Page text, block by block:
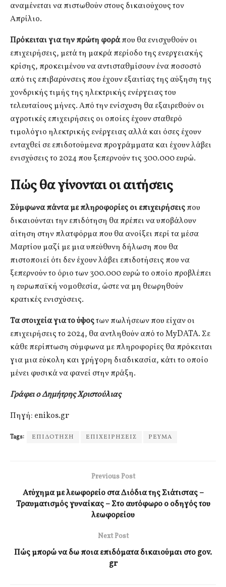
αναμένεται να πιστωθούν στους δικαιούχους τον
Απρίλιο.
Πρόκειται για την πρώτη φοράπου θα ενισχυθούν οι
επιχειρήσεις, μετά τη μακρά περίοδο της ενεργειακής
κρίσης, προκειμένου να αντισταθμίσουν ένα ποσοστό
από τις επιβαρύνσεις που έχουν εξαιτίας της αύξηση της
χονδρικής τιμής της ηλεκτρικής ενέργειας του
τελευταίους μήνες. Από την ενίσχυση θα εξαιρεθούν οι
αγροτικές επιχειρήσεις οι οποίες έχουν σταθερό
τιμολόγιο ηλεκτρικής ενέργειας αλλά και όσες έχουν
ενταχθεί σε επιδοτούμενα προγράμματα και έχουν λάβει
ενισχύσεις το 2024 που ξεπερνούν τις 300.000 ευρώ.
Πώς θα γίνονται οι αιτήσεις
Σύμφωνα πάντα με πληροφορίες οι επιχειρήσειςπου
δικαιούνται την επιδότηση θα πρέπει να υποβάλουν
αίτηση στην πλατφόρμα που θα ανοίξει περί τα μέσα
Μαρτίου μαζί με μια υπεύθυνη δήλωση που θα
πιστοποιεί ότι δεν έχουν λάβει επιδοτήσεις που να
ξεπερνούν το όριο των 300.000 ευρώ το οποίο προβλέπει
η ευρωπαϊκή νομοθεσία, ώστε να μη θεωρηθούν
κρατικές ενισχύσεις.
Τα στοιχεία για το ύψοςτων πωλήσεων που είχαν οι
επιχειρήσεις το 2024, θα αντληθούν από το MyDATA. Σε
κάθε περίπτωση σύμφωνα με πληροφορίες θα πρόκειται
για μια εύκολη και γρήγορη διαδικασία, κάτι το οποίο
μένει φυσικά να φανεί στην πράξη.
Γράφει ο Δημήτρης Χριστούλιας
Πηγή: enikos.gr
Tags: ΕΠΙΔΟΤΗΣΗ ΕΠΙΧΕΙΡΗΣΕΙΣ ΡΕΥΜΑ
Previous Post
Ατύχημα με λεωφορείο στα Διόδια της Σιάτιστας –
Τραυματισμός γυναίκας – Στο αυτόφωρο ο οδηγός του
λεωφορείου
Next Post
Πώς μπορώ να δω ποια επιδόματα δικαιούμαι στο gov.
gr